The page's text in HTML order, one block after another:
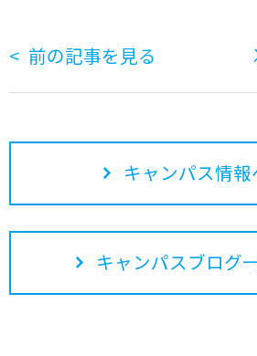
前の記事を見る
キャンパス情報
キャンパスブログ